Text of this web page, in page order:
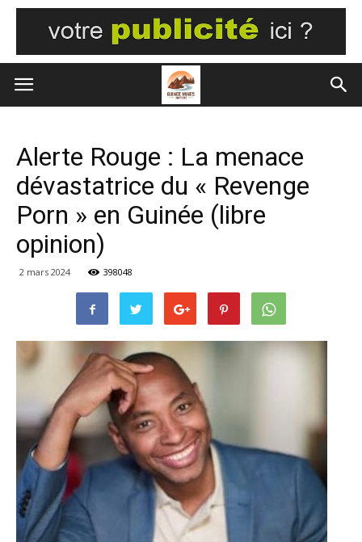
Alerte Rouge : La menace
dévastatrice du « Revenge
Porn » en Guinée (libre
opinion)
2 mars 2024 398048